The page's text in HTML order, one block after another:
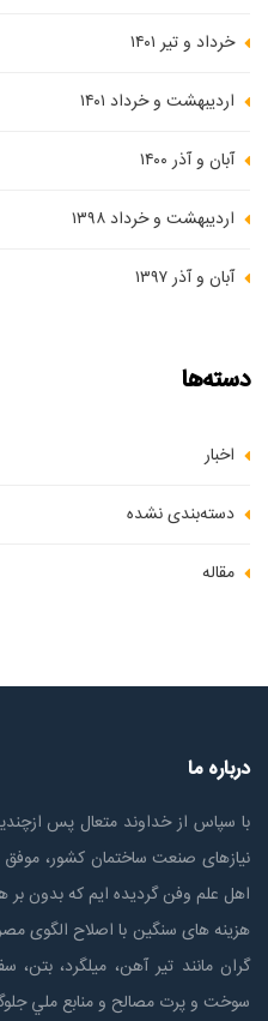
خرداد و تیر ۱۴۰۱
اردیبهشت و خرداد ۱۴۰۱
آبان و آذر ۱۴۰۰
اردیبهشت و خرداد ۱۳۹۸
آبان و آذر ۱۳۹۷
دسته‌ها
اخبار
دسته‌بندی نشده
مقاله
درباره ما
با سپاس از خداوند متعال پس
نیازهای صنعت ساختمان كشور، موفق
اهل علم وفن گردیده ایم که بدون
هزینه های سنگین با اصلاح الگوی
گران مانند تیر آهن، میلگرد، بتن،
سوخت و پرت مصالح و منابع ملي